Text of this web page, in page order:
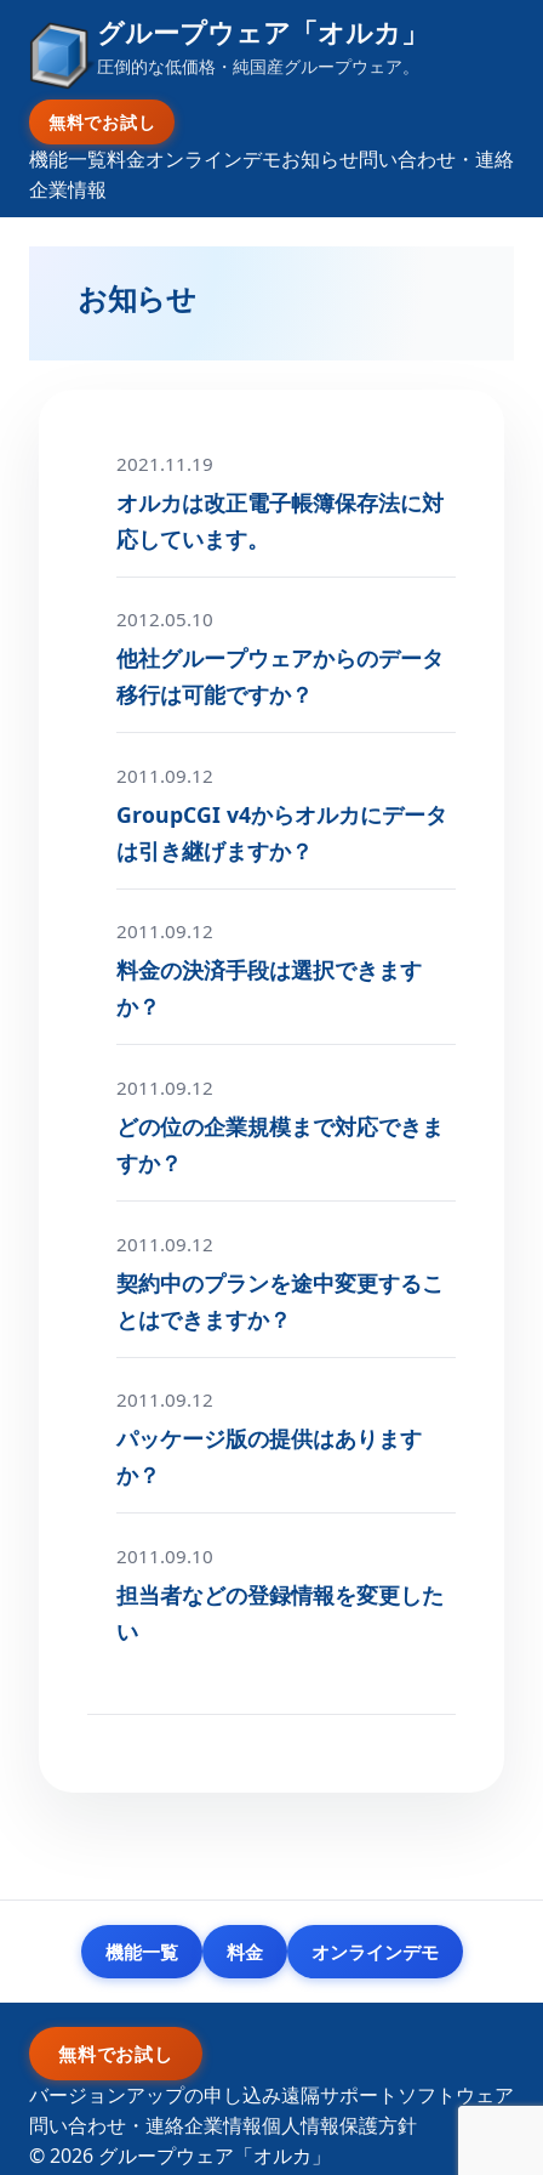
グループウェア「オルカ」
圧倒的な低価格・純国産グループウェア。
無料でお試し
機能一覧料金オンラインデモお知らせ問い合わせ・連絡
企業情報
お知らせ
2021.11.19
オルカは改正電子帳簿保存法に対
応しています。
2012.05.10
他社グループウェアからのデータ
移行は可能ですか？
2011.09.12
GroupCGI v4からオルカにデータ
は引き継げますか？
2011.09.12
料金の決済手段は選択できます
か？
2011.09.12
どの位の企業規模まで対応できま
すか？
2011.09.12
契約中のプランを途中変更するこ
とはできますか？
2011.09.12
パッケージ版の提供はあります
か？
2011.09.10
担当者などの登録情報を変更した
い
機能一覧 料金 オンラインデモ
無料でお試し
バージョンアップの申し込み遠隔サポートソフトウェア
問い合わせ・連絡企業情報個人情報保護方針
© 2026 グループウェア「オルカ」